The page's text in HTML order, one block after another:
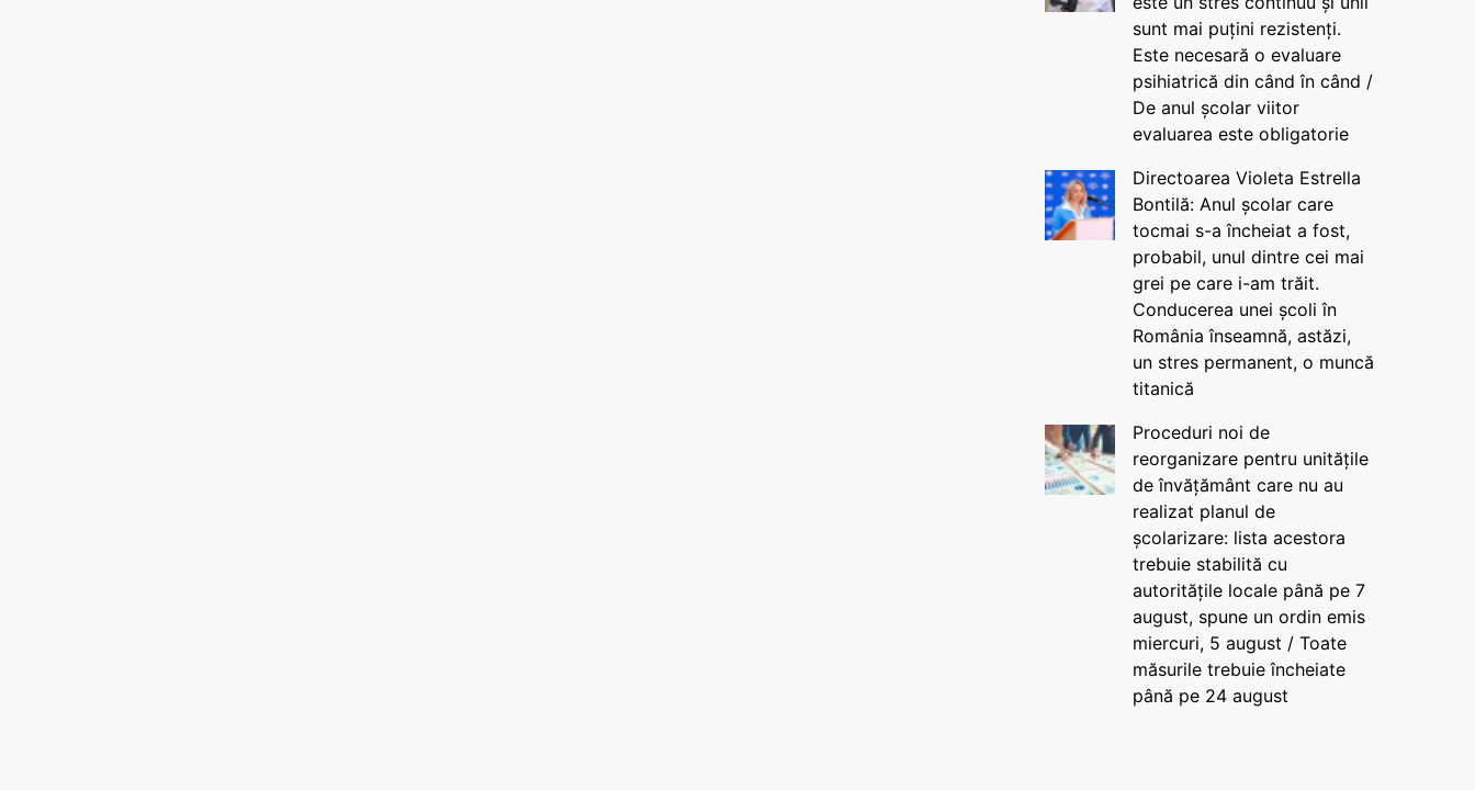
sunt mai puțini rezistenți.
Este necesară o evaluare
psihiatrică din când în când /
De anul școlar viitor
evaluarea este obligatorie
Directoarea Violeta Estrella
Bontilă: Anul școlar care
tocmai s-a încheiat a fost,
probabil, unul dintre cei mai
grei pe care i-am trăit.
Conducerea unei școli în
România înseamnă, astăzi,
un stres permanent, o muncă
titanică
Proceduri noi de
reorganizare pentru unitățile
de învățământ care nu au
realizat planul de
școlarizare: lista acestora
trebuie stabilită cu
autoritățile locale până pe 7
august, spune un ordin emis
miercuri, 5 august / Toate
măsurile trebuie încheiate
până pe 24 august